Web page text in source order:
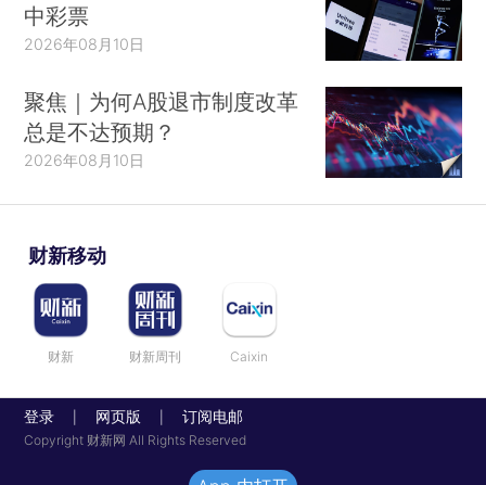
中彩票
2026年08月10日
聚焦｜为何A股退市制度改革
总是不达预期？
2026年08月10日
财新移动
财新 财新周刊 Caixin
登录 网页版 订阅电邮
Copyright 财新网 All Rights Reserved